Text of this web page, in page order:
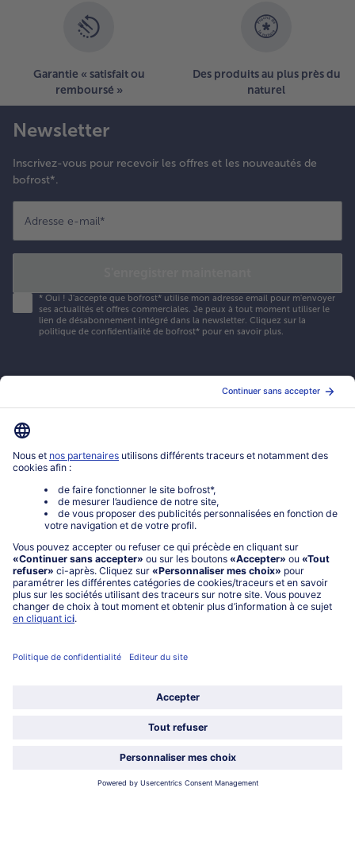
Garantie « satisfait ou
remboursé »
Des produits au plus près du
naturel
Newsletter
Inscrivez-vous pour recevoir les offres et les nouveautés de
bofrost*.
Adresse e-mail*
* Oui ! J'accepte que bofrost* utilise mon adresse email pour m'envoyer
ses actualités et offres commerciales. Je peux à tout moment utiliser le
lien de désabonnement intégré dans la newsletter. Cliquez sur la
politique de confidentialité de bofrost* pour en savoir plus.
Mon compte bofrost*
www.bofrost.fr
service@bofrost.fr
0801 902 406
Lu-Ve : 9h - 20h (appel non surtaxé)
Service
À propos de bofrost*
Légal